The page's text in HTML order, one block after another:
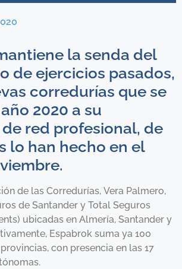
la senda del
de ejercicios pasados,
corredurías que se
2020 a su
red profesional, de
lo han hecho en el
de las Corredurías, Vera Palmero,
de Santander y Total Seguros
ubicadas en Almería, Santander y
Espabrok suma ya 100
con presencia en las 17